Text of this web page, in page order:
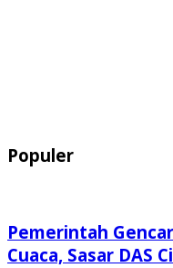
Populer
Pemerintah
Cuaca, Sasar DAS